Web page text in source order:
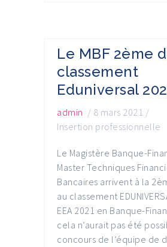
Le MBF 2ème
classement
Eduniversal
admin / 8 mars 2021 /
Insertion professionnelle
Le Magistère Banque-
Master Techniques
Bancaires arrivent à la
au classement
EEA 2021 en Banque-
cela n’aurait pas été
concours de l’équipe de